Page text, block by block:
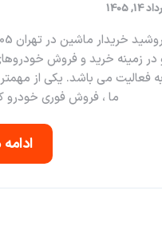
14, 1405
نقد و
در زمینه خرید و فروش
فعالیت می باشد. یکی از
ما ، فروش فوری خودرو